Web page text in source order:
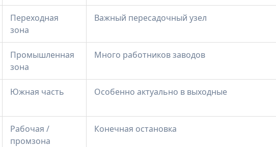
Переходная
зона
Важный пересадочный узел
Промышленная
зона
Много работников заводов
Южная часть Особенно актуально в выходные
Рабочая /
промзона
Конечная остановка